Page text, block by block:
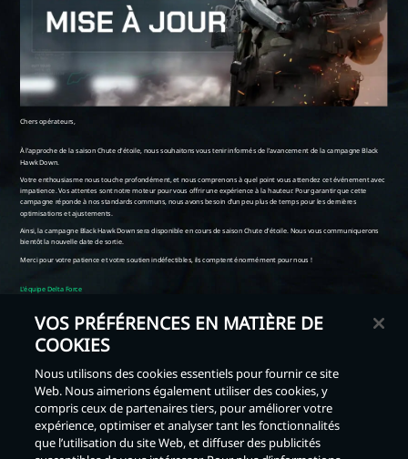
VOS PRÉFÉRENCES EN MATIÈRE DE
COOKIES
Nous utilisons des cookies essentiels pour fournir ce site
Web. Nous aimerions également utiliser des cookies, y
compris ceux de partenaires tiers, pour améliorer votre
expérience, optimiser et analyser tant les fonctionnalités
que l’utilisation du site Web, et diffuser des publicités